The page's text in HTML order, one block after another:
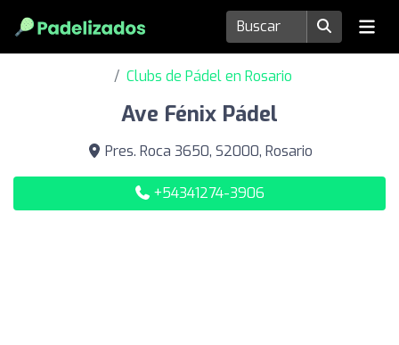
Clubs de Pádel en Rosario
Ave Fénix ​​Pádel
Pres. Roca 3650, S2000, Rosario
+54341274-3906